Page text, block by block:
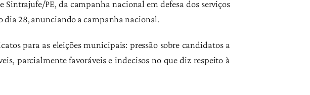
PE, da campanha nacional em defesa dos serviços
dia 28, anunciando a campanha nacional.
para as eleições municipais: pressão sobre candidatos a
parcialmente favoráveis e indecisos no que diz respeito à